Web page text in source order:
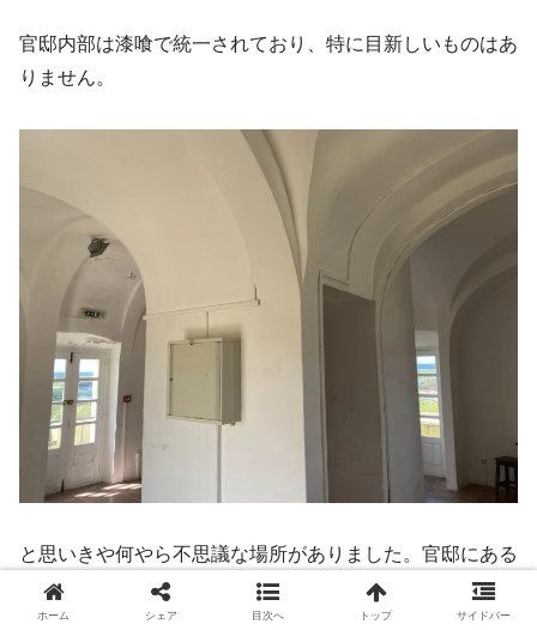
官邸内部は漆喰で統一されており、特に目新しいものはあ
りません。
と思いきや何やら不思議な場所がありました。官邸にある
塔の内部です。垂直の階段？で登れるようになっていま
す。扉は締まってますが、ここから要塞の周囲の状況を確
ホーム シェア 目次へ トップ サイドバー